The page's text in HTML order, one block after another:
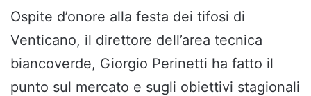
Ospite d’onore alla festa dei tifosi di
Venticano, il direttore dell’area tecnica
biancoverde, Giorgio Perinetti ha fatto il
punto sul mercato e sugli obiettivi stagionali